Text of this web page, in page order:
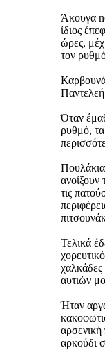
Άκουγα
ίδιος
ώρες,
τον
Όταν
ρυθμό,
Πουλάκια
ανοίξουν
τις
Τελικά
αυτιών
Ήταν
αρσενική
αρκούδι